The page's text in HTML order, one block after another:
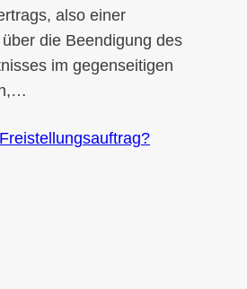
also einer
die Beendigung des
im gegenseitigen